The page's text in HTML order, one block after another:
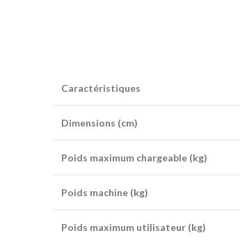
Caractéristiques
Dimensions (cm)
Poids maximum chargeable (kg)
Poids machine (kg)
Poids maximum utilisateur (kg)